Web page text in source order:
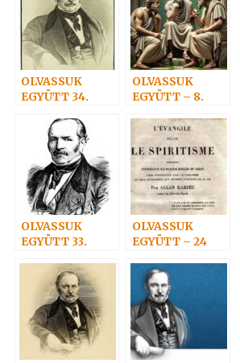
OLVASSUK
EGYÜTT 34.
OLVASSUK
EGYÜTT – 8.
OLVASSUK
EGYÜTT 33.
OLVASSUK
EGYÜTT – 24